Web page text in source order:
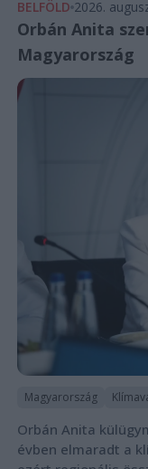
BELFÖLD 2026.
Orbán Anita
Magyarország
Magyarország
Orbán Anita
évben elmaradt a